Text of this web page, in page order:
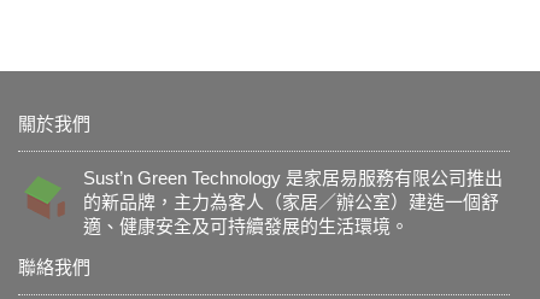
關於我們
Sust’n Green Technology 是家居易服務有限公司推出
的新品牌，主力為客人（家居／辦公室）建造一個舒
適、健康安全及可持續發展的生活環境。
聯絡我們